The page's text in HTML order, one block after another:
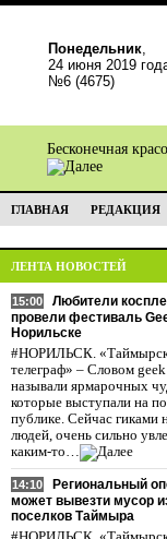
Понедельник,
24 июня 2019
№6 (4675)
Бесконечная
ГЛАВНАЯ РЕДАКЦИЯ
ЛЕНТА НОВОСТЕЙ
15:00
Любители
провели фестиваль
Норильске
#НОРИЛЬСК.
телеграф» – Словом geek
называли ярмарочных
которые выступали на
публике. Сейчас гиками
людей, очень сильно
каким-то…
14:10
Региональный
может вывезти мусор
поселков Таймыра